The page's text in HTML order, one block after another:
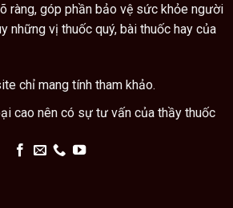
ràng, góp phần bảo vệ sức khỏe người
những vị thuốc quý, bài thuốc hay của
chỉ mang tính tham khảo.
cao nên có sự tư vấn của thầy thuốc